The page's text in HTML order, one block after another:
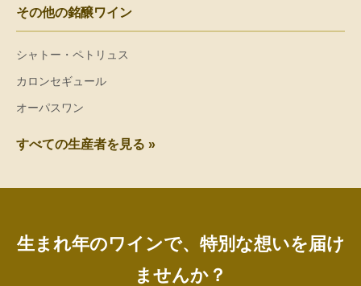
その他の銘醸ワイン
シャトー・ペトリュス
カロンセギュール
オーパスワン
すべての生産者を見る »
生まれ年のワインで、特別な想いを届け
ませんか？